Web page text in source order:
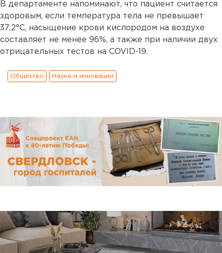
В департаменте напоминают, что пациент считается
здоровым, если температура тела не превышает
37,2°С, насыщение крови кислородом на воздухе
составляет не менее 96%, а также при наличии двух
отрицательных тестов на COVID-19.
Общество Наука и инновации